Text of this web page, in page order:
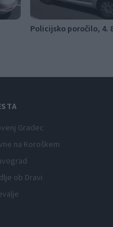
Policijsko poročilo, 4.
Gradec
na Koroškem
ob Dravi